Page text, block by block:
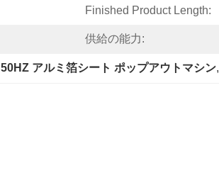
Finished Product Length:
供給の能力:
50HZ アルミ箔シート ポップアウトマシン,